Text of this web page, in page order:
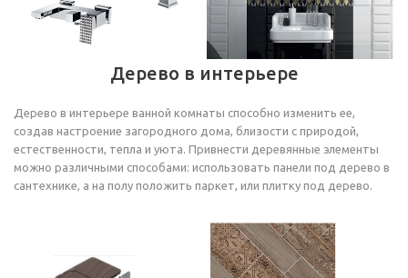
Дерево в интерьере
Дерево в интерьере ванной комнаты способно изменить ее,
создав настроение загородного дома, близости с природой,
естественности, тепла и уюта. Привнести деревянные элементы
можно различными способами: использовать панели под дерево в
сантехнике, а на полу положить паркет, или плитку под дерево.